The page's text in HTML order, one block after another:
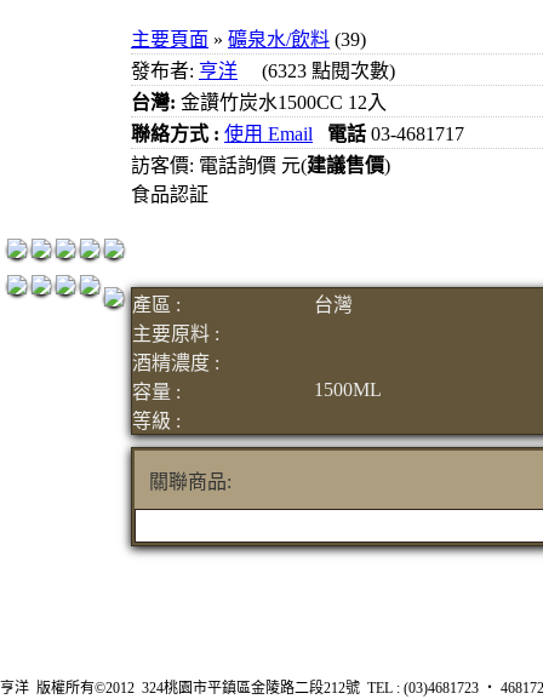
主要頁面 » 礦泉水/飲料 (39)
發布者: 亨洋 (6323 點閱次數)
台灣: 金讚竹炭水1500CC 12入
聯絡方式 : 使用 Email 電話 03-4681717
訪客價: 電話詢價 元(建議售價)
食品認証
產區 :
台灣
主要原料 :
酒精濃度 :
容量 :
1500ML
等級 :
關聯商品:
亨洋 版權所有©2012 324桃園市平鎮區金陵路二段212號 TEL : (03)4681723 ‧